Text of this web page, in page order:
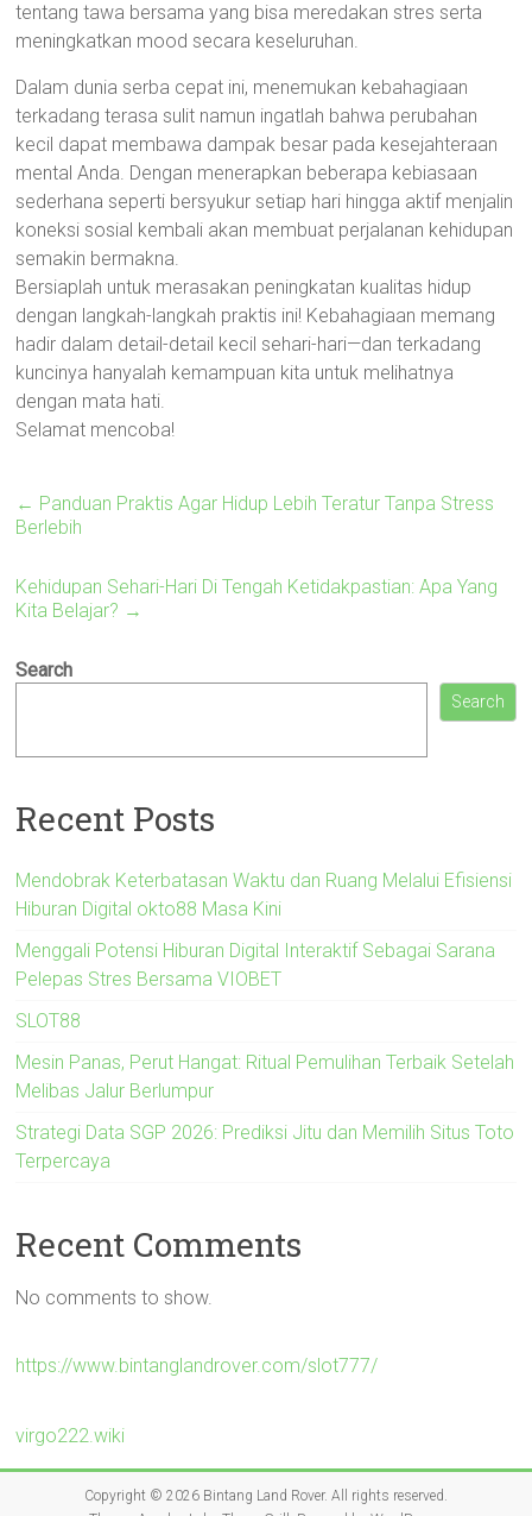
tentang tawa bersama yang bisa meredakan stres serta
meningkatkan mood secara keseluruhan.
Dalam dunia serba cepat ini, menemukan kebahagiaan
terkadang terasa sulit namun ingatlah bahwa perubahan
kecil dapat membawa dampak besar pada kesejahteraan
mental Anda. Dengan menerapkan beberapa kebiasaan
sederhana seperti bersyukur setiap hari hingga aktif menjalin
koneksi sosial kembali akan membuat perjalanan kehidupan
semakin bermakna.
Bersiaplah untuk merasakan peningkatan kualitas hidup
dengan langkah-langkah praktis ini! Kebahagiaan memang
hadir dalam detail-detail kecil sehari-hari—dan terkadang
kuncinya hanyalah kemampuan kita untuk melihatnya
dengan mata hati.
Selamat mencoba!
← Panduan Praktis Agar Hidup Lebih Teratur Tanpa Stress
Berlebih
Kehidupan Sehari-Hari Di Tengah Ketidakpastian: Apa Yang
Kita Belajar? →
Search
Search
Recent Posts
Mendobrak Keterbatasan Waktu dan Ruang Melalui Efisiensi
Hiburan Digital okto88 Masa Kini
Menggali Potensi Hiburan Digital Interaktif Sebagai Sarana
Pelepas Stres Bersama VIOBET
SLOT88
Mesin Panas, Perut Hangat: Ritual Pemulihan Terbaik Setelah
Melibas Jalur Berlumpur
Strategi Data SGP 2026: Prediksi Jitu dan Memilih Situs Toto
Terpercaya
Recent Comments
No comments to show.
https://www.bintanglandrover.com/slot777/
virgo222.wiki
Copyright © 2026 Bintang Land Rover. All rights reserved.